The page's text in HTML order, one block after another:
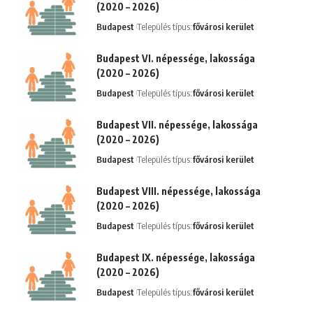
(2020 – 2026)
Budapest Település típus:fővárosi kerület
Budapest VI. népessége, lakossága
(2020 – 2026)
Budapest Település típus:fővárosi kerület
Budapest VII. népessége, lakossága
(2020 – 2026)
Budapest Település típus:fővárosi kerület
Budapest VIII. népessége, lakossága
(2020 – 2026)
Budapest Település típus:fővárosi kerület
Budapest IX. népessége, lakossága
(2020 – 2026)
Budapest Település típus:fővárosi kerület